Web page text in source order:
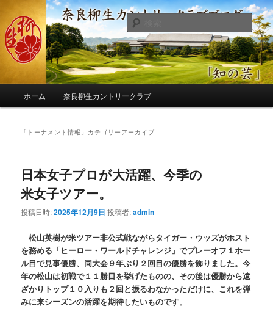
ン
コ
ン
へ
コ
ン
ツ
移
奈良柳生カントリークラブ総支配人
ブログ
季節の話題、クラブの出来事、コースの改修・更新作業、ゴルフに関する随
筆、喜怒哀楽などを気まぐれに発信します。
検
索
ホーム 奈良柳生カントリークラブ
「 トーナメント情報 」カテゴリーアーカイブ
日本女子プロが大活躍、今季の
米女子ツアー。
投稿日時:2025年12月9日 投稿者:admin
松山英樹が米ツアー非公式戦ながらタイガー・ウッズがホスト
を務める「ヒーロー・ワールドチャレンジ」でプレーオフ１ホー
ル目で見事優勝、同大会９年ぶり２回目の優勝を飾りました。今
年の松山は初戦で１１勝目を挙げたものの、その後は優勝から遠
ざかりトップ１０入りも２回と振るわなかっただけに、これを弾
みに来シーズンの活躍を期待したいものです。